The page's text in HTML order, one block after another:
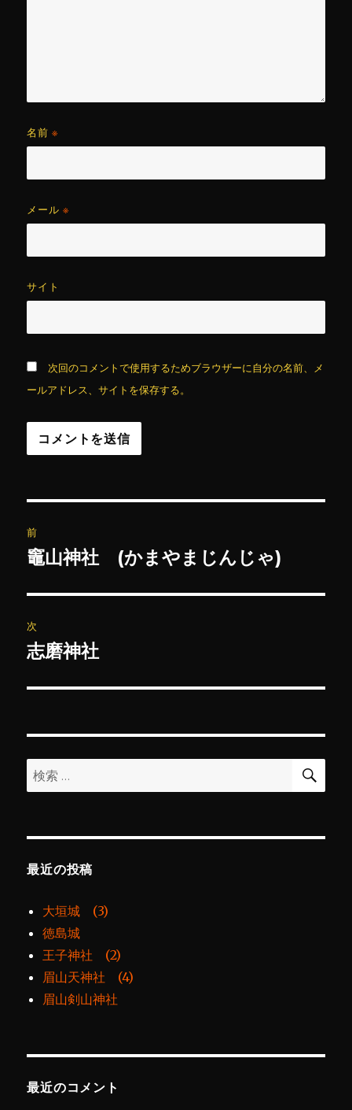
名前※
メール※
サイト
次回のコメントで使用するためブラウザーに自分の名前、メ
ールアドレス、サイトを保存する。
稿
ビ
ゲ
ー
ン
前
前
投
稿:
竈山神社 (かまやまじんじゃ)
次
次
投
志磨神社
検
索:
検
最近の投稿
大垣城 (3)
徳島城
王子神社 (2)
眉山天神社 (4)
眉山剣山神社
最近のコメント